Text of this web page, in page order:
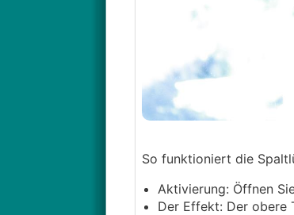
So funktioniert die
Aktivierung: Öffnen
Der Effekt: Der obere